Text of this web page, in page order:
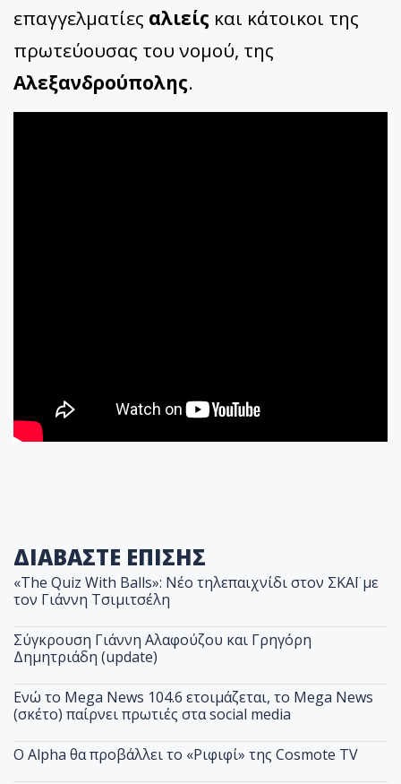
επαγγελματίες αλιείς και κάτοικοι της
πρωτεύουσας του νομού, της
Αλεξανδρούπολης.
ΔΙΑΒΑΣΤΕ ΕΠΙΣΗΣ
«The Quiz With Balls»: Νέο τηλεπαιχνίδι στον ΣΚΑΪ με
τον Γιάννη Τσιμιτσέλη
Σύγκρουση Γιάννη Αλαφούζου και Γρηγόρη
Δημητριάδη (update)
Ενώ το Mega News 104.6 ετοιμάζεται, το Mega News
(σκέτο) παίρνει πρωτιές στα social media
Ο Alpha θα προβάλλει το «Ριφιφί» της Cosmote TV